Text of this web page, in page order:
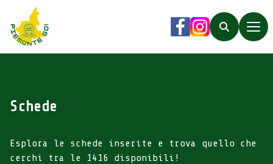
Piemonte Go!
Facebook
Instagram
Search
Schede
Esplora le schede inserite e trova quello che
cerchi tra le 1416 disponibili!